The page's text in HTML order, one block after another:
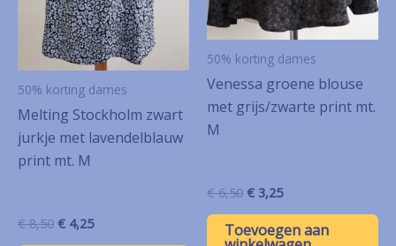
50% korting dames
Melting Stockholm zwart
jurkje met lavendelblauw
print mt. M
€8,50 Oorspronkelijke
€ 4,25Huidige
50% korting dames
Venessa groene blouse
met grijs/zwarte print mt.
M
€6,50 Oorspronkelijke
was:
€ 6,50.
€ 3,25Huidige
is:
€ 3,25.
Toevoegen aan